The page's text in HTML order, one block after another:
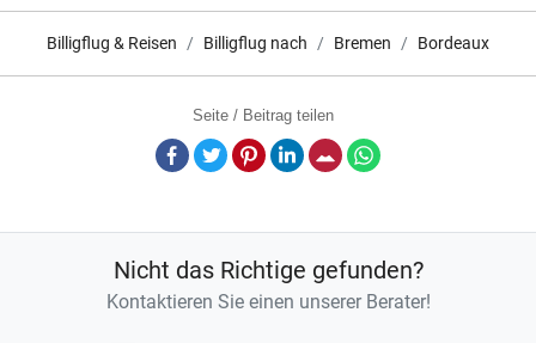
Billigflug & Reisen Billigflug nach Bremen Bordeaux
Seite / Beitrag teilen
Facebook
TwitterPinterestLinkedInE-Mail
Nicht das Richtige gefunden?
Kontaktieren Sie einen unserer Berater!